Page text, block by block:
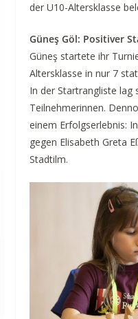
der U10-Altersklasse
Güneş Göl: Positiver
Güneş startete ihr
Altersklasse in nur 7
In der Startrangliste lag
Teilnehmerinnen.
einem Erfolgserlebnis:
gegen Elisabeth Greta
Stadtilm.